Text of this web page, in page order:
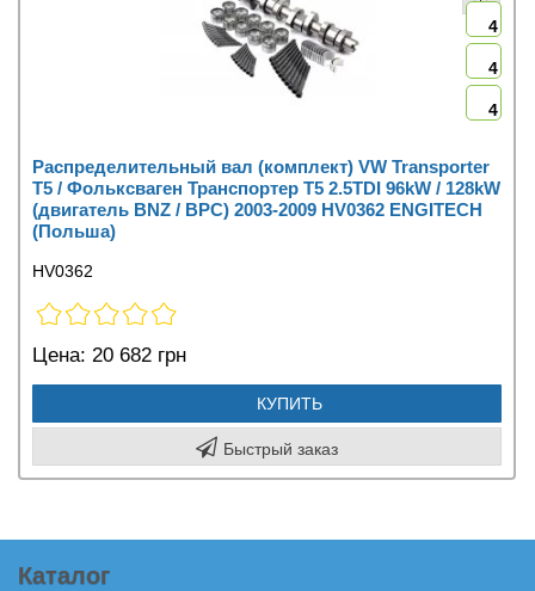
4
4
4
Распределительный вал (комплект) VW Transporter
T5 / Фольксваген Транспортер Т5 2.5TDI 96kW / 128kW
(двигатель BNZ / BPC) 2003-2009 HV0362 ENGITECH
(Польша)
HV0362
Цена: 20 682 грн
КУПИТЬ
Быстрый заказ
Каталог